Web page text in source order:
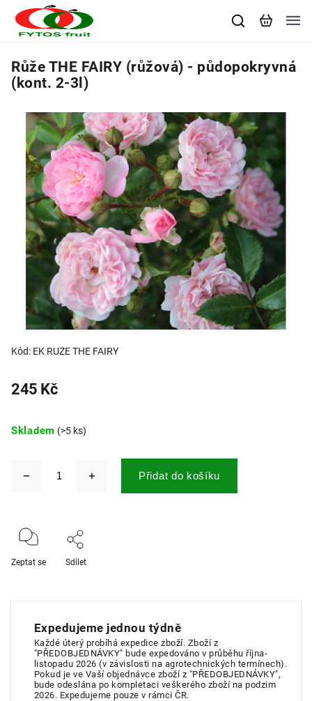
Růže THE FAIRY (růžová) - půdopokryvná
(kont. 2-3l)
Kód: EK RUZE THE FAIRY
245 Kč
Skladem (>5 ks)
Přidat do košíku
Zeptat se Sdílet
Expedujeme jednou týdně
Každé úterý probíhá expedice zboží. Zboží z
"PŘEDOBJEDNÁVKY" bude expedováno v průběhu října-
listopadu 2026 (v závislosti na agrotechnických termínech).
Pokud je ve Vaší objednávce zboží z "PŘEDOBJEDNÁVKY",
bude odeslána po kompletaci veškerého zboží na podzim
2026. Expedujeme pouze v rámci ČR.